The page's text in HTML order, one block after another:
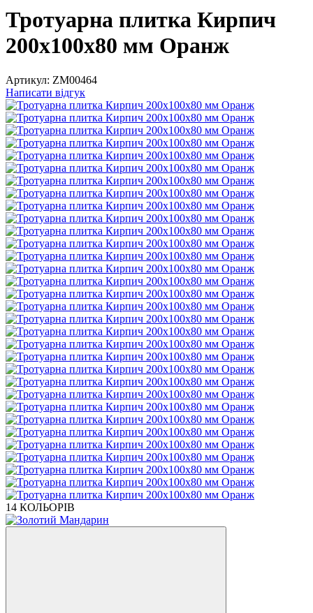
Тротуарна плитка Кирпич
200х100х80 мм Оранж
Артикул: ZM00464
Написати відгук
14 КОЛЬОРІВ